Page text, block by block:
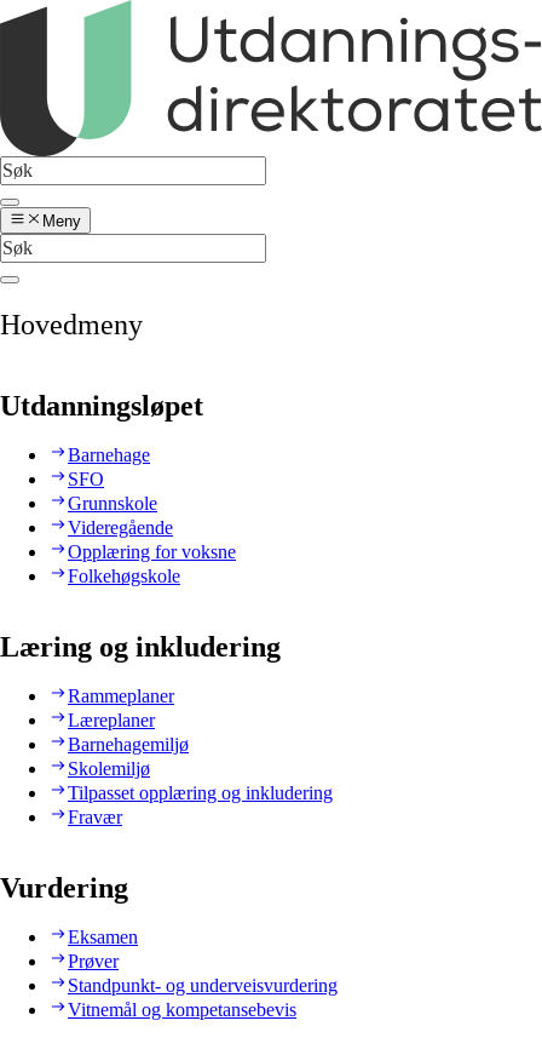
Meny
Hovedmeny
Utdanningsløpet
Barnehage
SFO
Grunnskole
Videregående
Opplæring for voksne
Folkehøgskole
Læring og inkludering
Rammeplaner
Læreplaner
Barnehagemiljø
Skolemiljø
Tilpasset opplæring og inkludering
Fravær
Vurdering
Eksamen
Prøver
Standpunkt- og underveisvurdering
Vitnemål og kompetansebevis